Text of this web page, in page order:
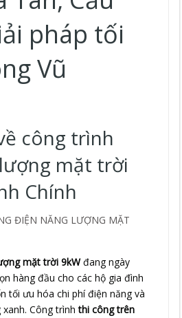
pháp tối
Vũ
công trình
mặt trời
Chính
ĐIỆN NĂNG LƯỢNG MẶT
mặt trời 9kWđang ngày
hàng đầu cho các hộ gia đình
tối ưu hóa chi phí điện năng và
Công trìnhthi công trên